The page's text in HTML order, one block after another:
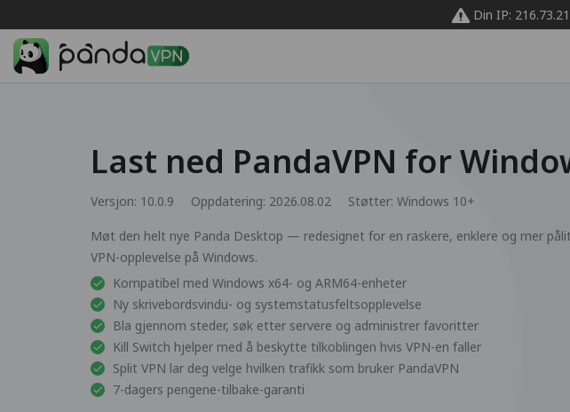
Din IP:
Last ned PandaVPN for
Versjon: 10.0.9 Oppdatering: 2026.08.02 Støtter: Windows 10+
Møt den helt nye Panda Desktop — redesignet for en raskere, enklere og mer
VPN-opplevelse på Windows.
Kompatibel med Windows x64- og ARM64-enheter
Ny skrivebordsvindu- og systemstatusfeltsopplevelse
Bla gjennom steder, søk etter servere og administrer favoritter
Kill Switch hjelper med å beskytte tilkoblingen hvis VPN-en faller
Split VPN lar deg velge hvilken trafikk som bruker PandaVPN
7-dagers pengene-tilbake-garanti